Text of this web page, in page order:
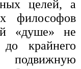
целей, а
философов
«душе» не
крайнего
подвижную